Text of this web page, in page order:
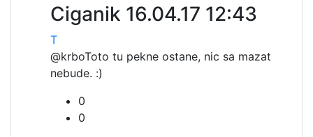
Ciganik 16.04.17 12:43
T
@krboToto tu pekne ostane, nic sa mazat
nebude. :)
0
0